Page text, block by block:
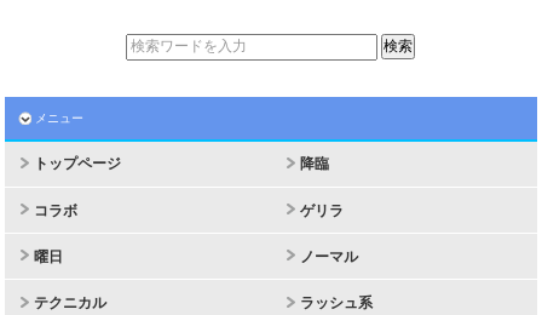
メニュー
トップページ 降臨
コラボ ゲリラ
曜日 ノーマル
テクニカル ラッシュ系